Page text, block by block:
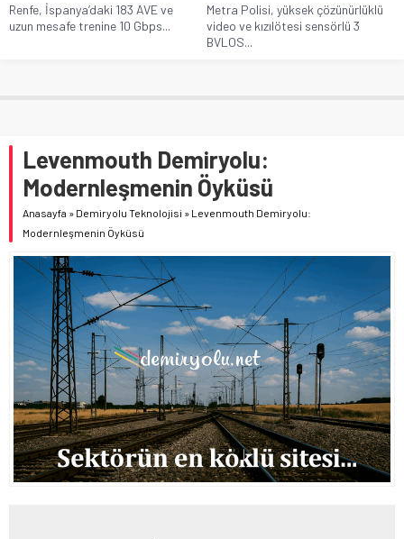
Renfe, İspanya’daki 183 AVE ve
uzun mesafe trenine 10 Gbps...
Metra Polisi, yüksek çözünürlüklü
video ve kızılötesi sensörlü 3
BVLOS...
Levenmouth Demiryolu:
Modernleşmenin Öyküsü
Anasayfa » Demiryolu Teknolojisi » Levenmouth Demiryolu:
Modernleşmenin Öyküsü